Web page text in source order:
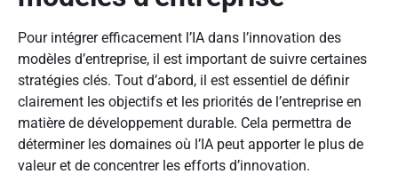
Pour intégrer efficacement l’IA dans l’innovation des
modèles d’entreprise, il est important de suivre certaines
stratégies clés. Tout d’abord, il est essentiel de définir
clairement les objectifs et les priorités de l’entreprise en
matière de développement durable. Cela permettra de
déterminer les domaines où l’IA peut apporter le plus de
valeur et de concentrer les efforts d’innovation.